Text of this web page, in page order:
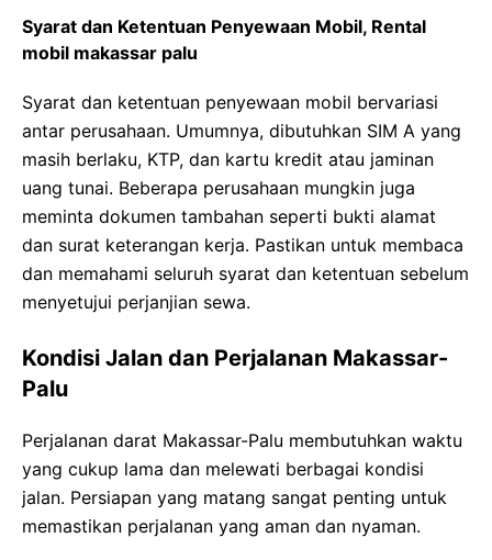
Syarat dan Ketentuan Penyewaan Mobil, Rental
mobil makassar palu
Syarat dan ketentuan penyewaan mobil bervariasi
antar perusahaan. Umumnya, dibutuhkan SIM A yang
masih berlaku, KTP, dan kartu kredit atau jaminan
uang tunai. Beberapa perusahaan mungkin juga
meminta dokumen tambahan seperti bukti alamat
dan surat keterangan kerja. Pastikan untuk membaca
dan memahami seluruh syarat dan ketentuan sebelum
menyetujui perjanjian sewa.
Kondisi Jalan dan Perjalanan Makassar-
Palu
Perjalanan darat Makassar-Palu membutuhkan waktu
yang cukup lama dan melewati berbagai kondisi
jalan. Persiapan yang matang sangat penting untuk
memastikan perjalanan yang aman dan nyaman.